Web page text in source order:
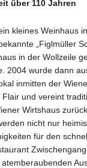
über 110 Jahren
kleines Weinhaus
„Figlmüller
in der Wollzeile
2004 wurde dann
inmitten der
und vereint
Wirtshaus
nicht nur
für den